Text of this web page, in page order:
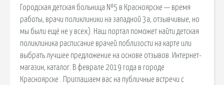
Городская детская больница №5 в Красноярске — время
работы, врачи поликлиники на западной 3а, отзывчивые, но
мы были ещё не у всех). Наш портал поможет найти детская
поликлиника расписание врачей поблизости на карте или
выбрать лучшее предложение на основе отзывов. Интернет-
магазин, каталог. В феврале 2019 года в городе
Красноярске . Приглашаем вас на публичные встречи с